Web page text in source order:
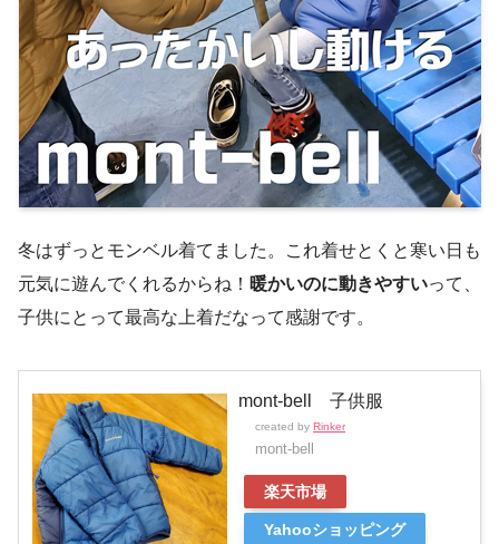
冬はずっとモンベル着てました。これ着せとくと寒い日も
元気に遊んでくれるからね！ 暖かいのに動きやすいって、
子供にとって最高な上着だなって感謝です。
mont-bell 子供服
created by Rinker
mont-bell
楽天市場
Yahooショッピング